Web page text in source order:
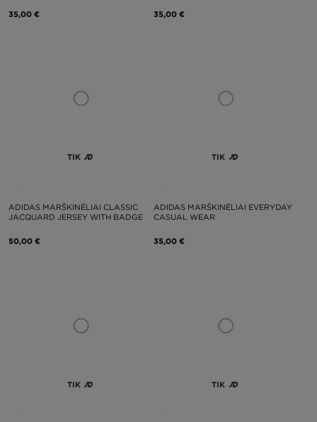
35,00 € 35,00 €
TIK
ADIDAS MARŠKINĖLIAI CLASSIC
JACQUARD JERSEY WITH BADGE
50,00 €
TIK
ADIDAS MARŠKINĖLIAI EVERYDAY
CASUAL WEAR
35,00 €
TIK TIK